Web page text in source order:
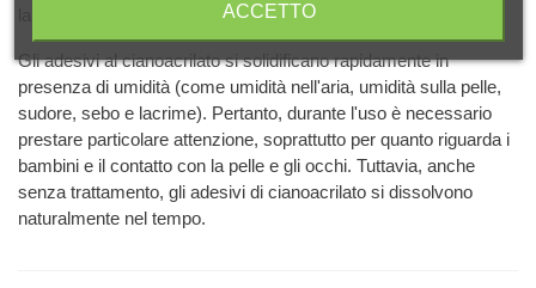
Gli adesivi al cianoacrilato si solidificano rapidamente in
presenza di umidità (come umidità nell'aria, umidità sulla pelle,
sudore, sebo e lacrime). Pertanto, durante l'uso è necessario
prestare particolare attenzione, soprattutto per quanto riguarda i
bambini e il contatto con la pelle e gli occhi. Tuttavia, anche
senza trattamento, gli adesivi di cianoacrilato si dissolvono
naturalmente nel tempo.
ACCETTO